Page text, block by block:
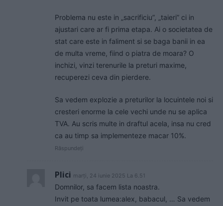
Problema nu este in „sacrificiu”, „taieri” ci in
ajustari care ar fi prima etapa. Ai o societatea de
stat care este in faliment si se baga banii in ea
de multa vreme, fiind o piatra de moara? O
inchizi, vinzi terenurile la preturi maxime,
recuperezi ceva din pierdere.
Sa vedem explozie a preturilor la locuintele noi si
cresteri enorme la cele vechi unde nu se aplica
TVA. Au scris multe in draftul acela, insa nu cred
ca au timp sa implementeze macar 10%.
Răspundeți
Plici marți, 24 iunie 2025 La 6.51
Domnilor, sa facem lista noastra.
Invit pe toata lumea:alex, babacul, … Sa vedem